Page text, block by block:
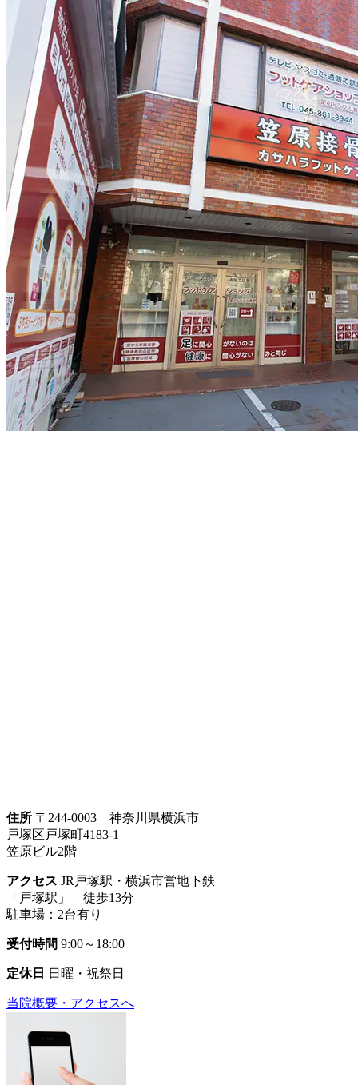
住所 〒244-0003 神奈川県横浜市
戸塚区戸塚町4183-1
笠原ビル2階
アクセス JR戸塚駅・横浜市営地下鉄
「戸塚駅」 徒歩13分
駐車場：2台有り
受付時間 9:00～18:00
定休日 日曜・祝祭日
当院概要・アクセスへ